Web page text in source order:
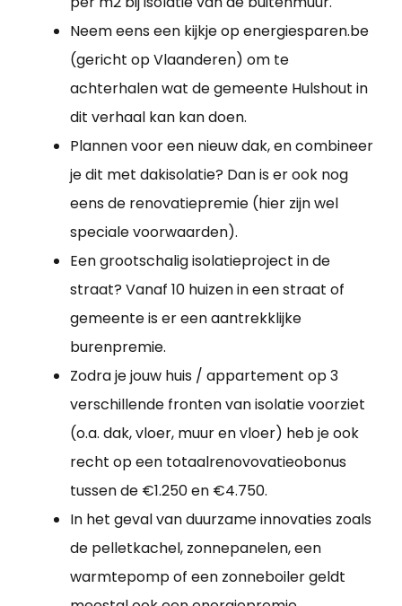
Neem eens een kijkje op energiesparen.be
(gericht op Vlaanderen) om te
achterhalen wat de gemeente Hulshout in
dit verhaal kan kan doen.
Plannen voor een nieuw dak, en combineer
je dit met dakisolatie? Dan is er ook nog
eens de renovatiepremie (hier zijn wel
speciale voorwaarden).
Een grootschalig isolatieproject in de
straat? Vanaf 10 huizen in een straat of
gemeente is er een aantrekklijke
burenpremie.
Zodra je jouw huis / appartement op 3
verschillende fronten van isolatie voorziet
(o.a. dak, vloer, muur en vloer) heb je ook
recht op een totaalrenovovatieobonus
tussen de €1.250 en €4.750.
In het geval van duurzame innovaties zoals
de pelletkachel, zonnepanelen, een
warmtepomp of een zonneboiler geldt